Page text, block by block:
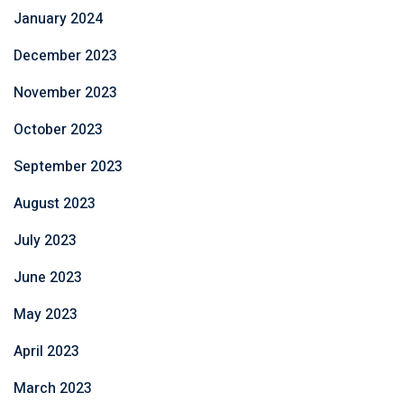
January 2024
December 2023
November 2023
October 2023
September 2023
August 2023
July 2023
June 2023
May 2023
April 2023
March 2023